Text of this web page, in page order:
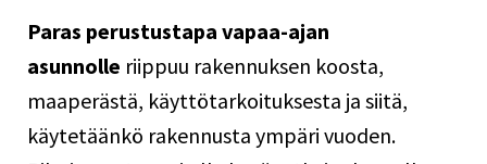
Paras perustustapa vapaa-ajan
asunnolle riippuu rakennuksen koosta,
maaperästä, käyttötarkoituksesta ja siitä,
käytetäänkö rakennusta ympäri vuoden.